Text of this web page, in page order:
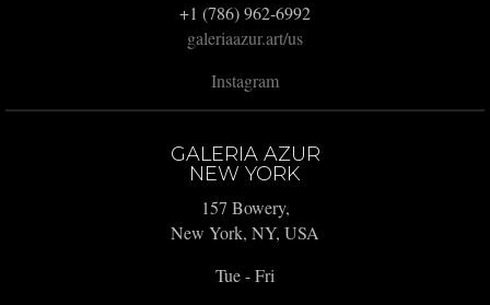
+1 (786) 962-6992
galeriaazur.art/us
Instagram
GALERIA AZUR
NEW YORK
157 Bowery,
New York, NY, USA
Tue - Fri